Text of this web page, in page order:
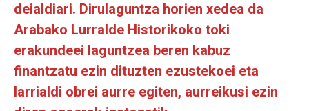
deialdiari. Dirulaguntza horien xedea da
Arabako Lurralde Historikoko toki
erakundeei laguntzea beren kabuz
finantzatu ezin dituzten ezustekoei eta
larrialdi obrei aurre egiten, aurreikusi ezin